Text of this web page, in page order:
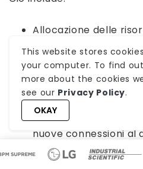
Allocazione delle
quantità di CPU, RAM
archiviazione per il
Pooling delle
sovraccarico
nuove connessioni al
quelle esistenti.
This website stores
your computer. To find out
more about the cookies
see our Privacy Policy.
OKAY